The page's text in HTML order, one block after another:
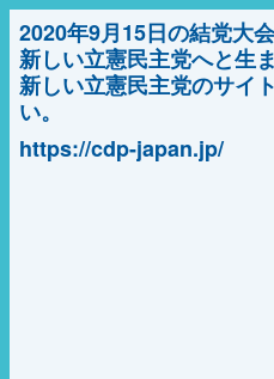
2020年9月15日の結党大会
新しい立憲民主党へと生
新しい立憲民主党のサイ
い。
https://cdp-japan.jp/